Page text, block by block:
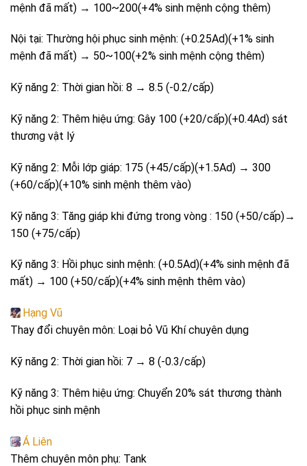
mệnh đã mất) → 100~200(+4% sinh mệnh cộng thêm)
Nội tại: Thường hội phục sinh mệnh: (+0.25Ad)(+1% sinh
mệnh đã mất) → 50~100(+2% sinh mệnh cộng thêm)
Kỹ năng 2: Thời gian hồi: 8 → 8.5 (-0.2/cấp)
Kỹ năng 2: Thêm hiệu ứng: Gây 100 (+20/cấp)(+0.4Ad) sát
thương vật lý
Kỹ năng 2: Mỗi lớp giáp: 175 (+45/cấp)(+1.5Ad) → 300
(+60/cấp)(+10% sinh mệnh thêm vào)
Kỹ năng 3: Tăng giáp khi đứng trong vòng : 150 (+50/cấp)→
150 (+75/cấp)
Kỹ năng 3: Hồi phục sinh mệnh: (+0.5Ad)(+4% sinh mệnh đã
mất) → 100 (+50/cấp)(+4% sinh mệnh thêm vào)
Hạng Vũ
Thay đổi chuyên môn: Loại bỏ Vũ Khí chuyên dụng
Kỹ năng 2: Thời gian hồi: 7 → 8 (-0.3/cấp)
Kỹ năng 3: Thêm hiệu ứng: Chuyển 20% sát thương thành
hồi phục sinh mệnh
Á Liên
Thêm chuyên môn phụ: Tank